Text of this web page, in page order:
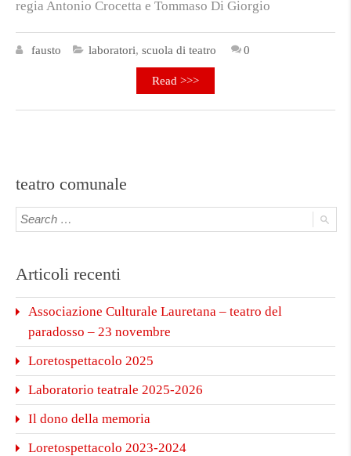
regia Antonio Crocetta e Tommaso Di Giorgio
fausto laboratori, scuola di teatro 0
Read >>>
teatro comunale
Articoli recenti
Associazione Culturale Lauretana – teatro del
paradosso – 23 novembre
Loretospettacolo 2025
Laboratorio teatrale 2025-2026
Il dono della memoria
Loretospettacolo 2023-2024